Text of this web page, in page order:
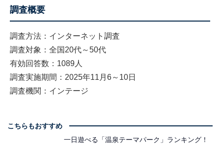
調査概要
調査方法：インターネット調査
調査対象：全国20代～50代
有効回答数：1089人
調査実施期間：2025年11月6～10日
調査機関：インテージ
こちらもおすすめ
一日遊べる「温泉テーマパーク」ランキング！